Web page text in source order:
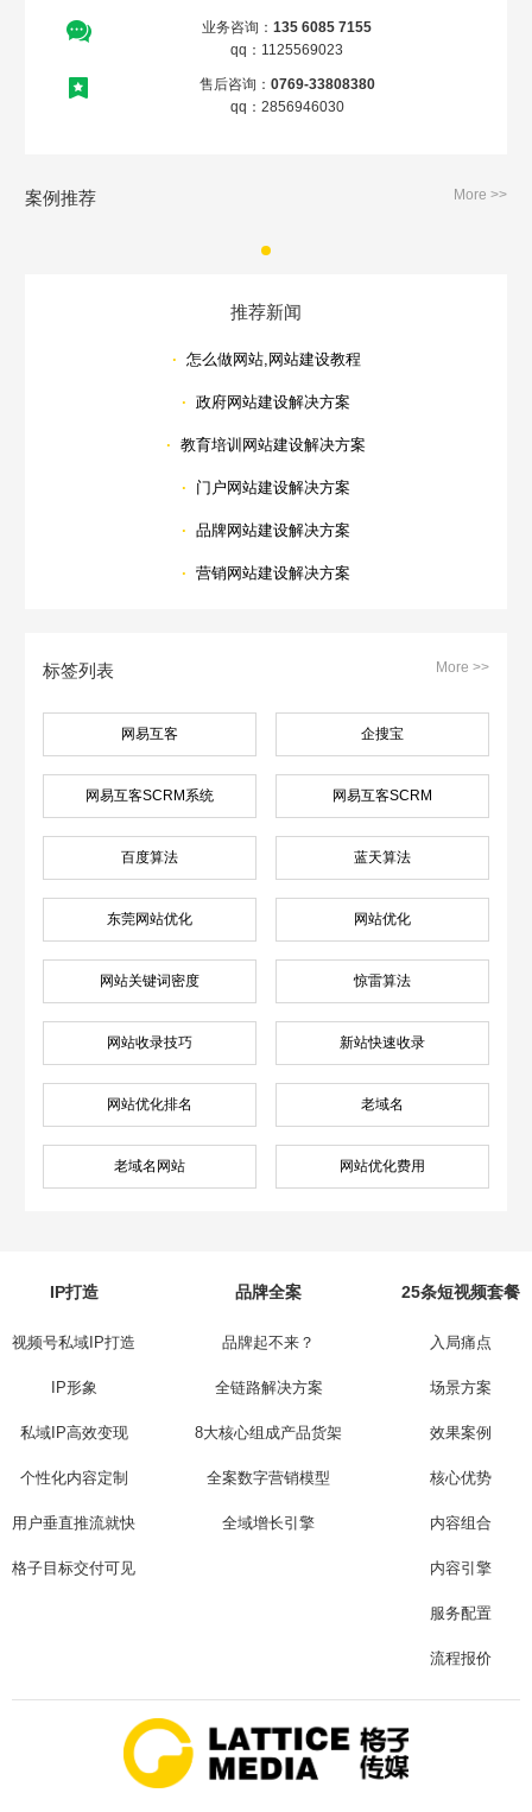
业务咨询： 135 6085 7155
qq：1125569023
售后咨询： 0769-33808380
qq：2856946030
案例推荐 More >>
推荐新闻
· 怎么做网站,网站建设教程
· 政府网站建设解决方案
· 教育培训网站建设解决方案
· 门户网站建设解决方案
· 品牌网站建设解决方案
· 营销网站建设解决方案
标签列表 More >>
网易互客 企搜宝
网易互客SCRM系统 网易互客SCRM
百度算法 蓝天算法
东莞网站优化 网站优化
网站关键词密度 惊雷算法
网站收录技巧 新站快速收录
网站优化排名 老域名
老域名网站 网站优化费用
IP打造
视频号私域IP打造
IP形象
私域IP高效变现
个性化内容定制
用户垂直推流就快
格子目标交付可见
品牌全案
品牌起不来？
全链路解决方案
8大核心组成产品货架
全案数字营销模型
全域增长引擎
25条短视频套餐
入局痛点
场景方案
效果案例
核心优势
内容组合
内容引擎
服务配置
流程报价
不怕就请留下您的需求及联系方式，我们会第一时间送上问候的。